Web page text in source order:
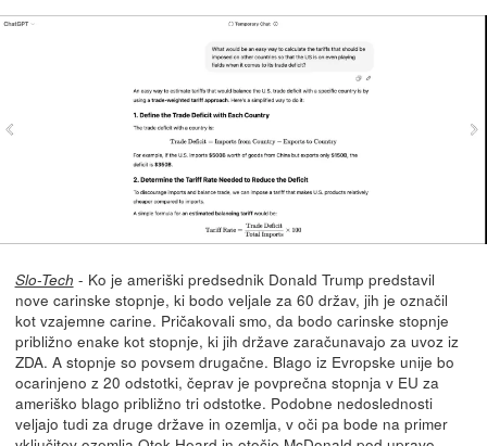
Slo-Tech - Ko je ameriški predsednik Donald Trump predstavil
nove carinske stopnje, ki bodo veljale za 60 držav, jih je označil
kot vzajemne carine. Pričakovali smo, da bodo carinske stopnje
približno enake kot stopnje, ki jih države zaračunavajo za uvoz iz
ZDA. A stopnje so povsem drugačne. Blago iz Evropske unije bo
ocarinjeno z 20 odstotki, čeprav je povprečna stopnja v EU za
ameriško blago približno tri odstotke. Podobne nedoslednosti
veljajo tudi za druge države in ozemlja, v oči pa bode na primer